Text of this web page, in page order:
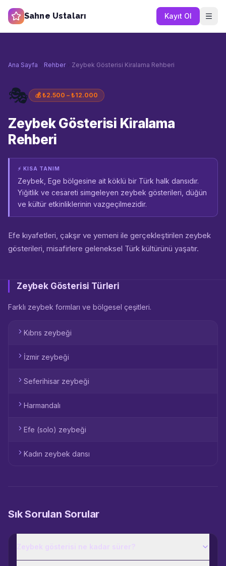
Sahne Ustaları Kayıt Ol
Ana Sayfa Rehber Zeybek Gösterisi Kiralama Rehberi
🎭 💰₺2.500 – ₺12.000
Zeybek Gösterisi Kiralama
Rehberi
⚡ KISA TANIM
Zeybek, Ege bölgesine ait köklü bir Türk halk dansıdır.
Yiğitlik ve cesareti simgeleyen zeybek gösterileri, düğün
ve kültür etkinliklerinin vazgeçilmezidir.
Efe kıyafetleri, çakşır ve yemeni ile gerçekleştirilen zeybek
gösterileri, misafirlere geleneksel Türk kültürünü yaşatır.
Zeybek Gösterisi Türleri
Farklı zeybek formları ve bölgesel çeşitleri.
Kıbrıs zeybeği
İzmir zeybeği
Seferihisar zeybeği
Harmandalı
Efe (solo) zeybeği
Kadın zeybek dansı
Sık Sorulan Sorular
Zeybek gösterisi ne kadar sürer?